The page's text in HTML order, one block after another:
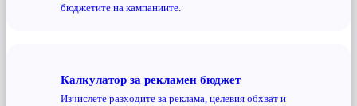
бюджетите на кампаниите.
Калкулатор за рекламен бюджет
Изчислете разходите за реклама, целевия обхват и